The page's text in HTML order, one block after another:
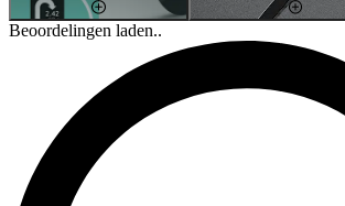
Beoordelingen laden..